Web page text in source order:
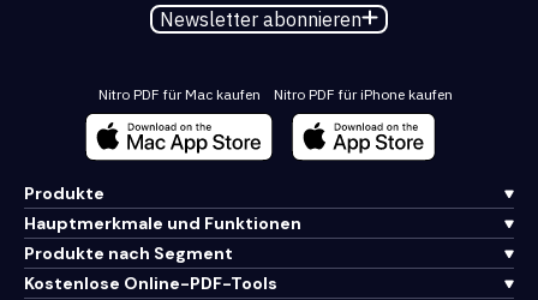
Newsletter abonnieren
Nitro PDF für Mac kaufen Nitro PDF für iPhone kaufen
Produkte
Hauptmerkmale und Funktionen
Produkte nach Segment
Kostenlose Online-PDF-Tools